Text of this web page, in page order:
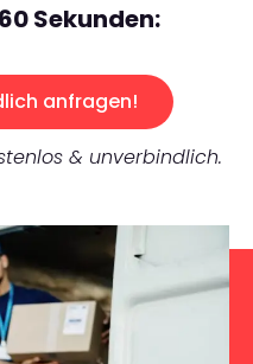
Sekunden:
anfragen!
& unverbindlich.